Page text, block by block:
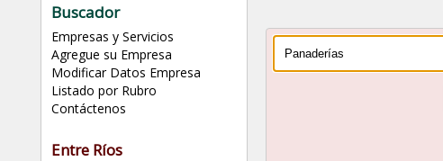
Buscador
Empresas y Servicios
Agregue su Empresa
Modificar Datos Empresa
Listado por Rubro
Contáctenos
Entre Ríos